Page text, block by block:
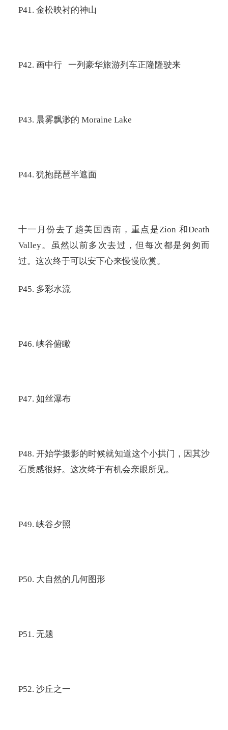
P41. 金松映衬的神山
P42. 画中行 一列豪华旅游列车正隆隆驶来
P43. 晨雾飘渺的 Moraine Lake
P44. 犹抱琵琶半遮面
十一月份去了趟美国西南，重点是Zion 和Death
Valley。虽然以前多次去过，但每次都是匆匆而
过。这次终于可以安下心来慢慢欣赏。
P45. 多彩水流
P46. 峡谷俯瞰
P47. 如丝瀑布
P48. 开始学摄影的时候就知道这个小拱门，因其沙
石质感很好。这次终于有机会亲眼所见。
P49. 峡谷夕照
P50. 大自然的几何图形
P51. 无题
P52. 沙丘之一